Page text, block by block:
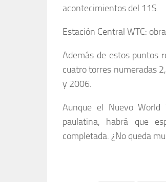
acontecimientos del 11S.
Estación Central WTC:
Además de estos puntos
cuatro torres numeradas
y 2006.
Aunque el Nuevo
paulatina, habrá que
completada. ¿No queda